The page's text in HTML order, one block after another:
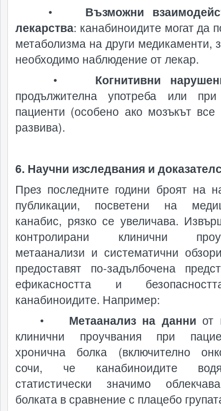
• Възможни
лекарства: канабиноидите могат да
метаболизма на други медикаменти,
необходимо наблюдение от лекар.
• Когнитивни
продължителна употреба или
пациенти (особено ако мозъкът
развива).
6. Научни изследвания и
През последните години броят на
публикации, посветени на
канабис, рязко се увеличава.
контролирани клинични
метаанализи и систематични
предоставят по-задълбочена
ефикасността и
канабиноидите. Например:
• Метаанализ на данни от
клинични проучвания при
хронична болка (включително
сочи, че канабиноидите
статистически значимо
болката в сравнение с плацебо